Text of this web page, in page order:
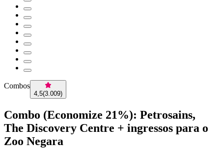
Combos
4,5(3.009)
Combo (Economize 21%): Petrosains,
The Discovery Centre + ingressos para o
Zoo Negara